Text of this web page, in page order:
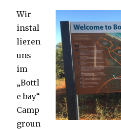
Wir
instal
lieren
uns
im
„Bottl
e bay“
Camp
groun